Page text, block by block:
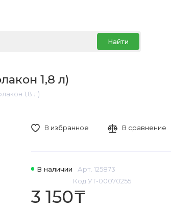
Найти
1,8 л)
1,8 л)
В наличии
Арт. 125873
Код УТ-00070255
3 150₸
В избранное В сравнение